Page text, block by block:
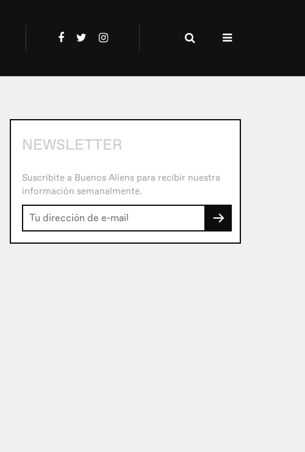
NEWSLETTER
Suscribite a Buenos Aliens para recibir nuestra
información semanalmente.
→